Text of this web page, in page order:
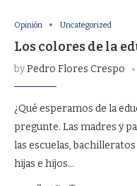
Opinión Uncategorized
Los colores de la
byPedro Flores Crespo
¿Qué esperamos de la
pregunte. Las madres y
las escuelas,
hijas e hijos…